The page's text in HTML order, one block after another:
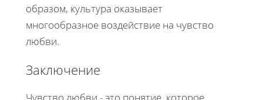
образом, культура оказывает
многообразное воздействие на чувство
любви.
Заключение